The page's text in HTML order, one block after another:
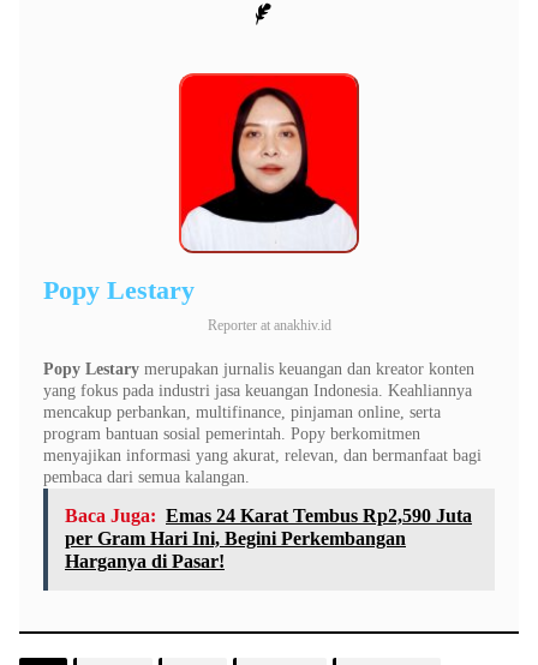
Popy Lestary
Reporter at anakhiv.id
Popy Lestary merupakan jurnalis keuangan dan kreator konten
yang fokus pada industri jasa keuangan Indonesia. Keahliannya
mencakup perbankan, multifinance, pinjaman online, serta
program bantuan sosial pemerintah. Popy berkomitmen
menyajikan informasi yang akurat, relevan, dan bermanfaat bagi
pembaca dari semua kalangan.
Baca Juga: Emas 24 Karat Tembus Rp2,590 Juta
per Gram Hari Ini, Begini Perkembangan
Harganya di Pasar!